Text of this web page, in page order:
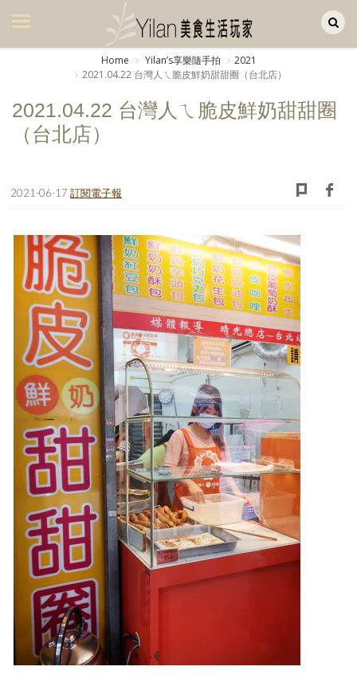
美食集
廚房集
旅遊集
書房集
日記簿
餐桌週記
享樂隨手拍
照相簿
影音區
創意出版服務
歷史區
關於Yilan
個人著作
活動實況記錄
媒體報導一覽
合作與代言
訂閱電子報
Home Yilanʼs享樂隨手拍
2021
2021.04.22 台灣人ㄟ脆皮鮮奶甜甜圈（台北店）
2021.04.22 台灣人ㄟ脆皮鮮奶甜甜圈
（台北店）
2021-06-17 訂閱電子報